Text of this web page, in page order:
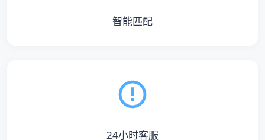
智能匹配
24小时客服